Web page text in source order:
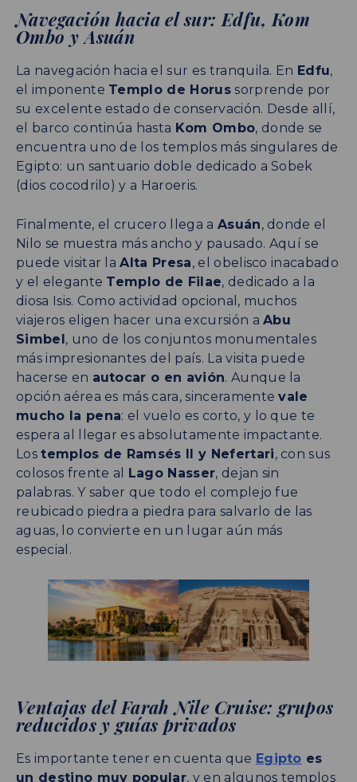
Navegación hacia el sur: Edfu, Kom
Ombo y Asuán
La navegación hacia el sur es tranquila. En Edfu,
el imponente Templo de Horussorprende por
su excelente estado de conservación. Desde allí,
el barco continúa hasta Kom Ombo, donde se
encuentra uno de los templos más singulares de
Egipto: un santuario doble dedicado a Sobek
(dios cocodrilo) y a Haroeris.
Finalmente, el crucero llega a Asuán, donde el
Nilo se muestra más ancho y pausado. Aquí se
puede visitar laAlta Presa, el obelisco inacabado
y el elegante Templo de Filae, dedicado a la
diosa Isis. Como actividad opcional, muchos
viajeros eligen hacer una excursión aAbu
Simbel, uno de los conjuntos monumentales
más impresionantes del país. La visita puede
hacerse en autocar o en avión. Aunque la
opción aérea es más cara, sinceramentevale
mucho la pena: el vuelo es corto, y lo que te
espera al llegar es absolutamente impactante.
Lostemplos de Ramsés II y Nefertari, con sus
colosos frente al Lago Nasser, dejan sin
palabras. Y saber que todo el complejo fue
reubicado piedra a piedra para salvarlo de las
aguas, lo convierte en un lugar aún más
especial.
Ventajas del Farah Nile Cruise: grupos
reducidos y guías privados
Es importante tener en cuenta que Egipto es
un destino muy popular, y en algunos templos